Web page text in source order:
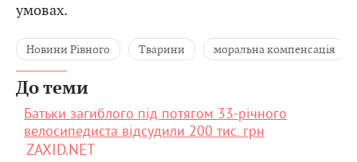
умовах.
Новини Рівного Тварини моральна компенсація
До теми
Батьки загиблого під потягом 33-річного
велосипедиста відсудили 200 тис. грн
ZAXID.NET